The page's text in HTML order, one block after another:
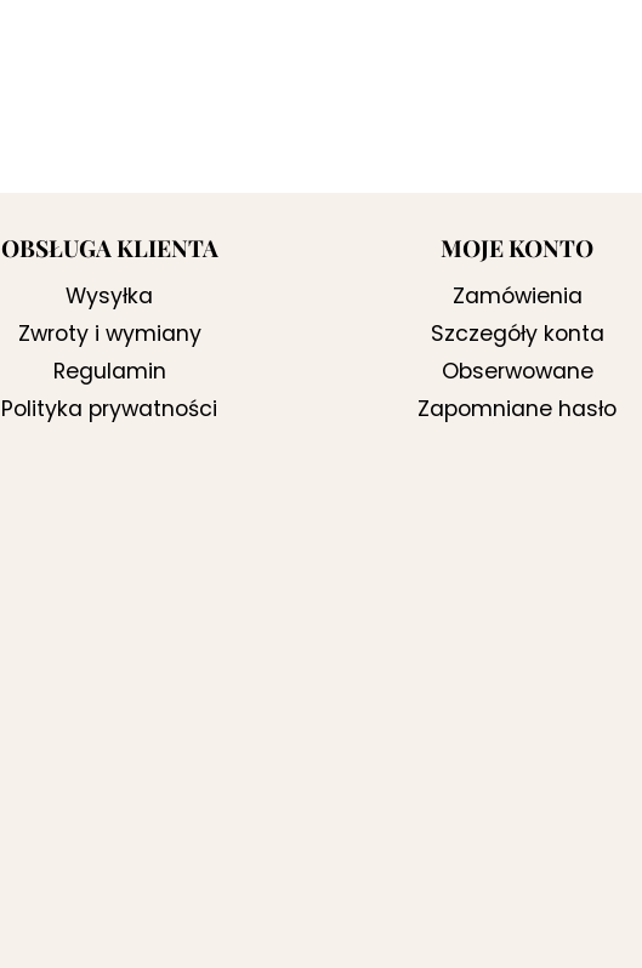
OBSŁUGA KLIENTA
Wysyłka
Zwroty i wymiany
Regulamin
Polityka prywatności
MOJE KONTO
Zamówienia
Szczegóły konta
Obserwowane
Zapomniane hasło